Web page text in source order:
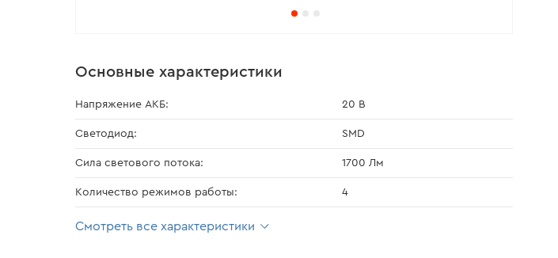
Основные характеристики
Напряжение АКБ: 20 В
Светодиод: SMD
Сила светового потока: 1700 Лм
Количество режимов работы: 4
Смотреть все характеристики